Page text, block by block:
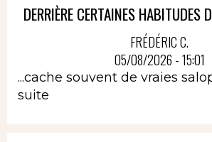
DERRIÈRE CERTAINES HABITUDES
FRÉDÉRIC C.
05/08/2026 - 15:01
...cache souvent de vraies
suite